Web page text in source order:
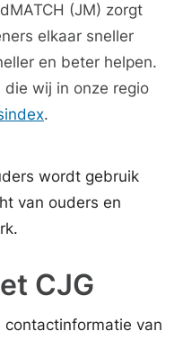
(JM) zorgt
elkaar sneller
en beter helpen.
die wij in onze regio
.
wordt gebruik
van ouders en
CJG
contactinformatie van